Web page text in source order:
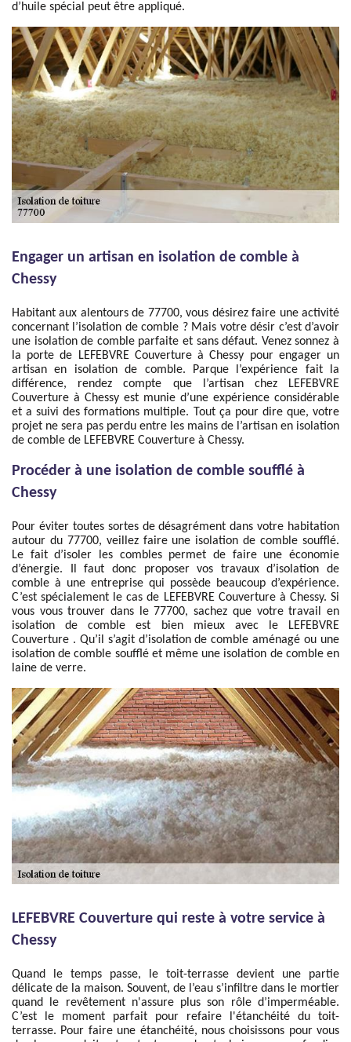
d’huile spécial peut être appliqué.
Engager un artisan en isolation de comble à
Chessy
Habitant aux alentours de 77700, vous désirez faire une activité
concernant l’isolation de comble ? Mais votre désir c’est d’avoir
une isolation de comble parfaite et sans défaut. Venez sonnez à
la porte de LEFEBVRE Couverture à Chessy pour engager un
artisan en isolation de comble. Parque l’expérience fait la
différence, rendez compte que l’artisan chez LEFEBVRE
Couverture à Chessy est munie d’une expérience considérable
et a suivi des formations multiple. Tout ça pour dire que, votre
projet ne sera pas perdu entre les mains de l’artisan en isolation
de comble de LEFEBVRE Couverture à Chessy.
Procéder à une isolation de comble soufflé à
Chessy
Pour éviter toutes sortes de désagrément dans votre habitation
autour du 77700, veillez faire une isolation de comble soufflé.
Le fait d’isoler les combles permet de faire une économie
d’énergie. Il faut donc proposer vos travaux d’isolation de
comble à une entreprise qui possède beaucoup d’expérience.
C’est spécialement le cas de LEFEBVRE Couverture à Chessy. Si
vous vous trouver dans le 77700, sachez que votre travail en
isolation de comble est bien mieux avec le LEFEBVRE
Couverture . Qu’il s’agit d’isolation de comble aménagé ou une
isolation de comble soufflé et même une isolation de comble en
laine de verre.
LEFEBVRE Couverture qui reste à votre service à
Chessy
Quand le temps passe, le toit-terrasse devient une partie
délicate de la maison. Souvent, de l’eau s’infiltre dans le mortier
quand le revêtement n'assure plus son rôle d’imperméable.
C’est le moment parfait pour refaire l'étanchéité du toit-
terrasse. Pour faire une étanchéité, nous choisissons pour vous